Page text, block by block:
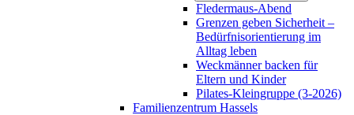
Fledermaus-Abend
Grenzen geben Sicherheit –
Bedürfnisorientierung im
Alltag leben
Weckmänner backen für
Eltern und Kinder
Pilates-Kleingruppe (3-2026)
Familienzentrum Hassels